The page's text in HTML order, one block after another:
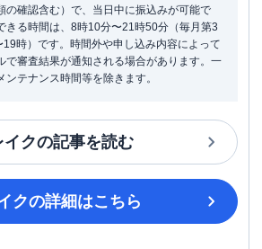
の確認含む）で、当日中に振込みが可能で
きる時間は、8時10分〜21時50分（毎月第3
時）です。時間外や申し込み内容によって
で審査結果が通知される場合があります。一
テナンス時間等を除きます。
イクの記事を読む
クの詳細はこちら